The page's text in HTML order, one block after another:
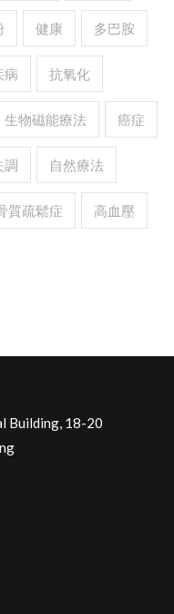
健康 多巴胺
病 抗氧化
生物磁能療法 癌症
調 自然療法
質疏鬆症 高血壓
Building, 18-20